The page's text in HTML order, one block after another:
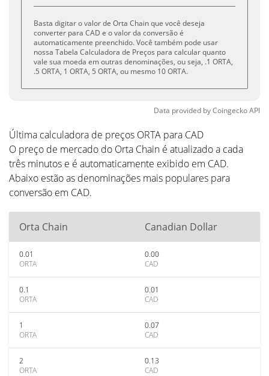
Basta digitar o valor de Orta Chain que você deseja
converter para CAD e o valor da conversão é
automaticamente preenchido. Você também pode usar
nossa Tabela Calculadora de Preços para calcular quanto
vale sua moeda em outras denominações, ou seja, .1 ORTA,
.5 ORTA, 1 ORTA, 5 ORTA, ou mesmo 10 ORTA.
Data provided byCoingeckoAPI
Última calculadora de preços ORTA para CAD
O preço de mercado do Orta Chain é atualizado a cada
três minutos e é automaticamente exibido em CAD.
Abaixo estão as denominações mais populares para
conversão em CAD.
Orta Chain Canadian Dollar
0.01
ORTA
0.00
CAD
0.1
ORTA
0.01
CAD
1
ORTA
0.07
CAD
2
ORTA
0.13
CAD